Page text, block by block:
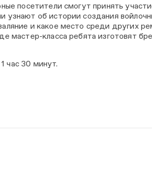
посетители смогут принять
узнают об истории создания
и какое место среди других
мастер-класса ребята изготовят
час 30 минут.